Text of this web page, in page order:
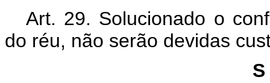
Art. 29. Solucionado o
do réu, não serão devidas
S